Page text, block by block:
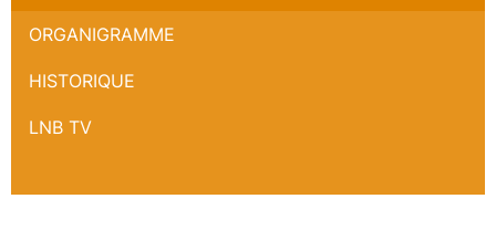
ORGANIGRAMME
HISTORIQUE
LNB TV